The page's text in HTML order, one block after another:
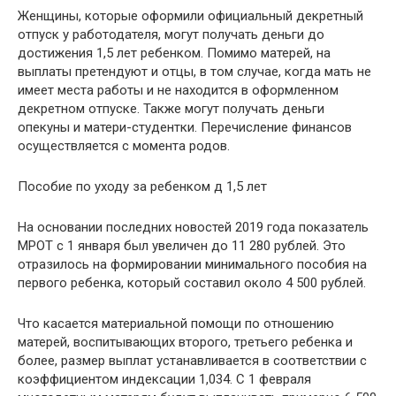
Женщины, которые оформили официальный декретный
отпуск у работодателя, могут получать деньги до
достижения 1,5 лет ребенком. Помимо матерей, на
выплаты претендуют и отцы, в том случае, когда мать не
имеет места работы и не находится в оформленном
декретном отпуске. Также могут получать деньги
опекуны и матери-студентки. Перечисление финансов
осуществляется с момента родов.
Пособие по уходу за ребенком д 1,5 лет
На основании последних новостей 2019 года показатель
МРОТ с 1 января был увеличен до 11 280 рублей. Это
отразилось на формировании минимального пособия на
первого ребенка, который составил около 4 500 рублей.
Что касается материальной помощи по отношению
матерей, воспитывающих второго, третьего ребенка и
более, размер выплат устанавливается в соответствии с
коэффициентом индексации 1,034. С 1 февраля